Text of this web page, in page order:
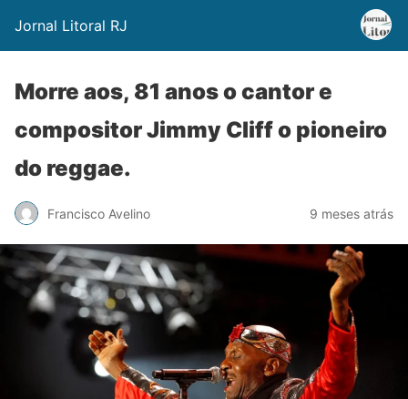
Jornal Litoral RJ
Morre aos, 81 anos o cantor e
compositor Jimmy Cliff o pioneiro
do reggae.
Francisco Avelino 9 meses atrás